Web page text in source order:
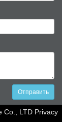
Отправить
Co., LTD Privacy